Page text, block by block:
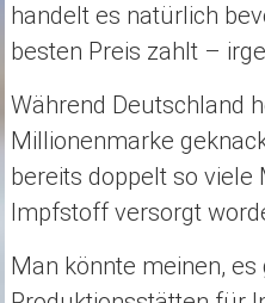
handelt es natürlich
besten Preis zahlt –
Während Deutschland
Millionenmarke
bereits doppelt so viele
Impfstoff versorgt
Man könnte meinen,